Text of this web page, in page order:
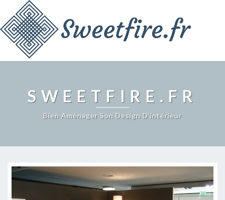
SWEETFIRE.FR
Bien Aménager Son Design D'intérieur